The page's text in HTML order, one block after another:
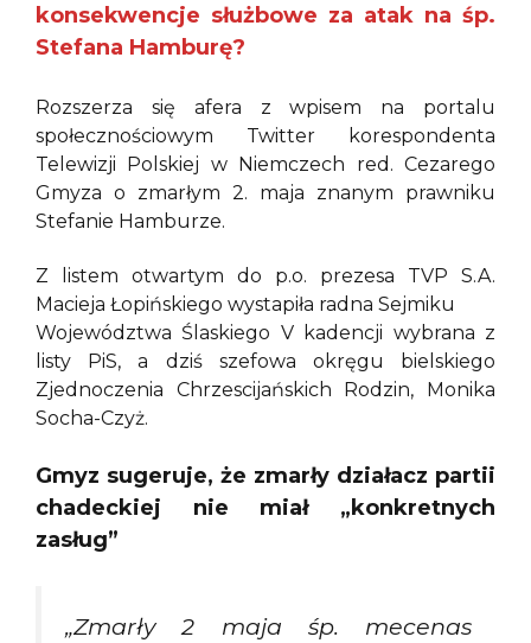
konsekwencje służbowe za atak na śp.
Stefana Hamburę?
Rozszerza się afera z wpisem na portalu
społecznościowym Twitter korespondenta
Telewizji Polskiej w Niemczech red. Cezarego
Gmyza o zmarłym 2. maja znanym prawniku
Stefanie Hamburze.
Z listem otwartym do p.o. prezesa TVP S.A.
Macieja Łopińskiego wystapiła radna Sejmiku
Województwa Ślaskiego V kadencji wybrana z
listy PiS, a dziś szefowa okręgu bielskiego
Zjednoczenia Chrzescijańskich Rodzin, Monika
Socha-Czyż.
Gmyz sugeruje, że zmarły działacz partii
chadeckiej nie miał „konkretnych
zasług”
„Zmarły 2 maja śp. mecenas